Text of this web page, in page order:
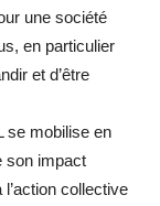
une société
en particulier
et d’être
se mobilise en
son impact
collective